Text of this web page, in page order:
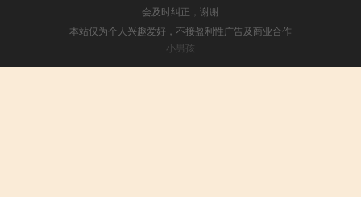
会及时纠正，谢谢
本站仅为个人兴趣爱好，不接盈利性广告及商业合作
小男孩